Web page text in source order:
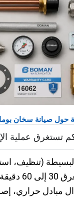
حول صيانة سخان
تستغرق عملية
(تنظيف،
ضبط شعلة)
مبادل حراري،